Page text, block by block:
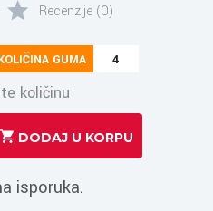
Recenzije (0)
GUMA 4
količinu
isporuka.